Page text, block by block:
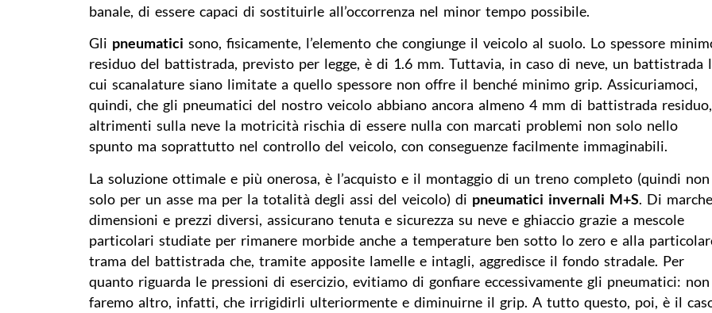
banale, di essere capaci di sostituirle all’occorrenza nel minor tempo possibile.
Gli pneumatici sono, fisicamente, l’elemento che congiunge il veicolo al suolo. Lo spessore
residuo del battistrada, previsto per legge, è di 1.6 mm. Tuttavia, in caso di neve, un battistrada
cui scanalature siano limitate a quello spessore non offre il benché minimo grip. Assicuriamoci,
quindi, che gli pneumatici del nostro veicolo abbiano ancora almeno 4 mm di battistrada residuo,
altrimenti sulla neve la motricità rischia di essere nulla con marcati problemi non solo nello
spunto ma soprattutto nel controllo del veicolo, con conseguenze facilmente immaginabili.
La soluzione ottimale e più onerosa, è l’acquisto e il montaggio di un treno completo (quindi non
solo per un asse ma per la totalità degli assi del veicolo) di pneumatici invernali M+S. Di
dimensioni e prezzi diversi, assicurano tenuta e sicurezza su neve e ghiaccio grazie a mescole
particolari studiate per rimanere morbide anche a temperature ben sotto lo zero e alla
trama del battistrada che, tramite apposite lamelle e intagli, aggredisce il fondo stradale. Per
quanto riguarda le pressioni di esercizio, evitiamo di gonfiare eccessivamente gli pneumatici: non
faremo altro, infatti, che irrigidirli ulteriormente e diminuirne il grip. A tutto questo, poi, è il